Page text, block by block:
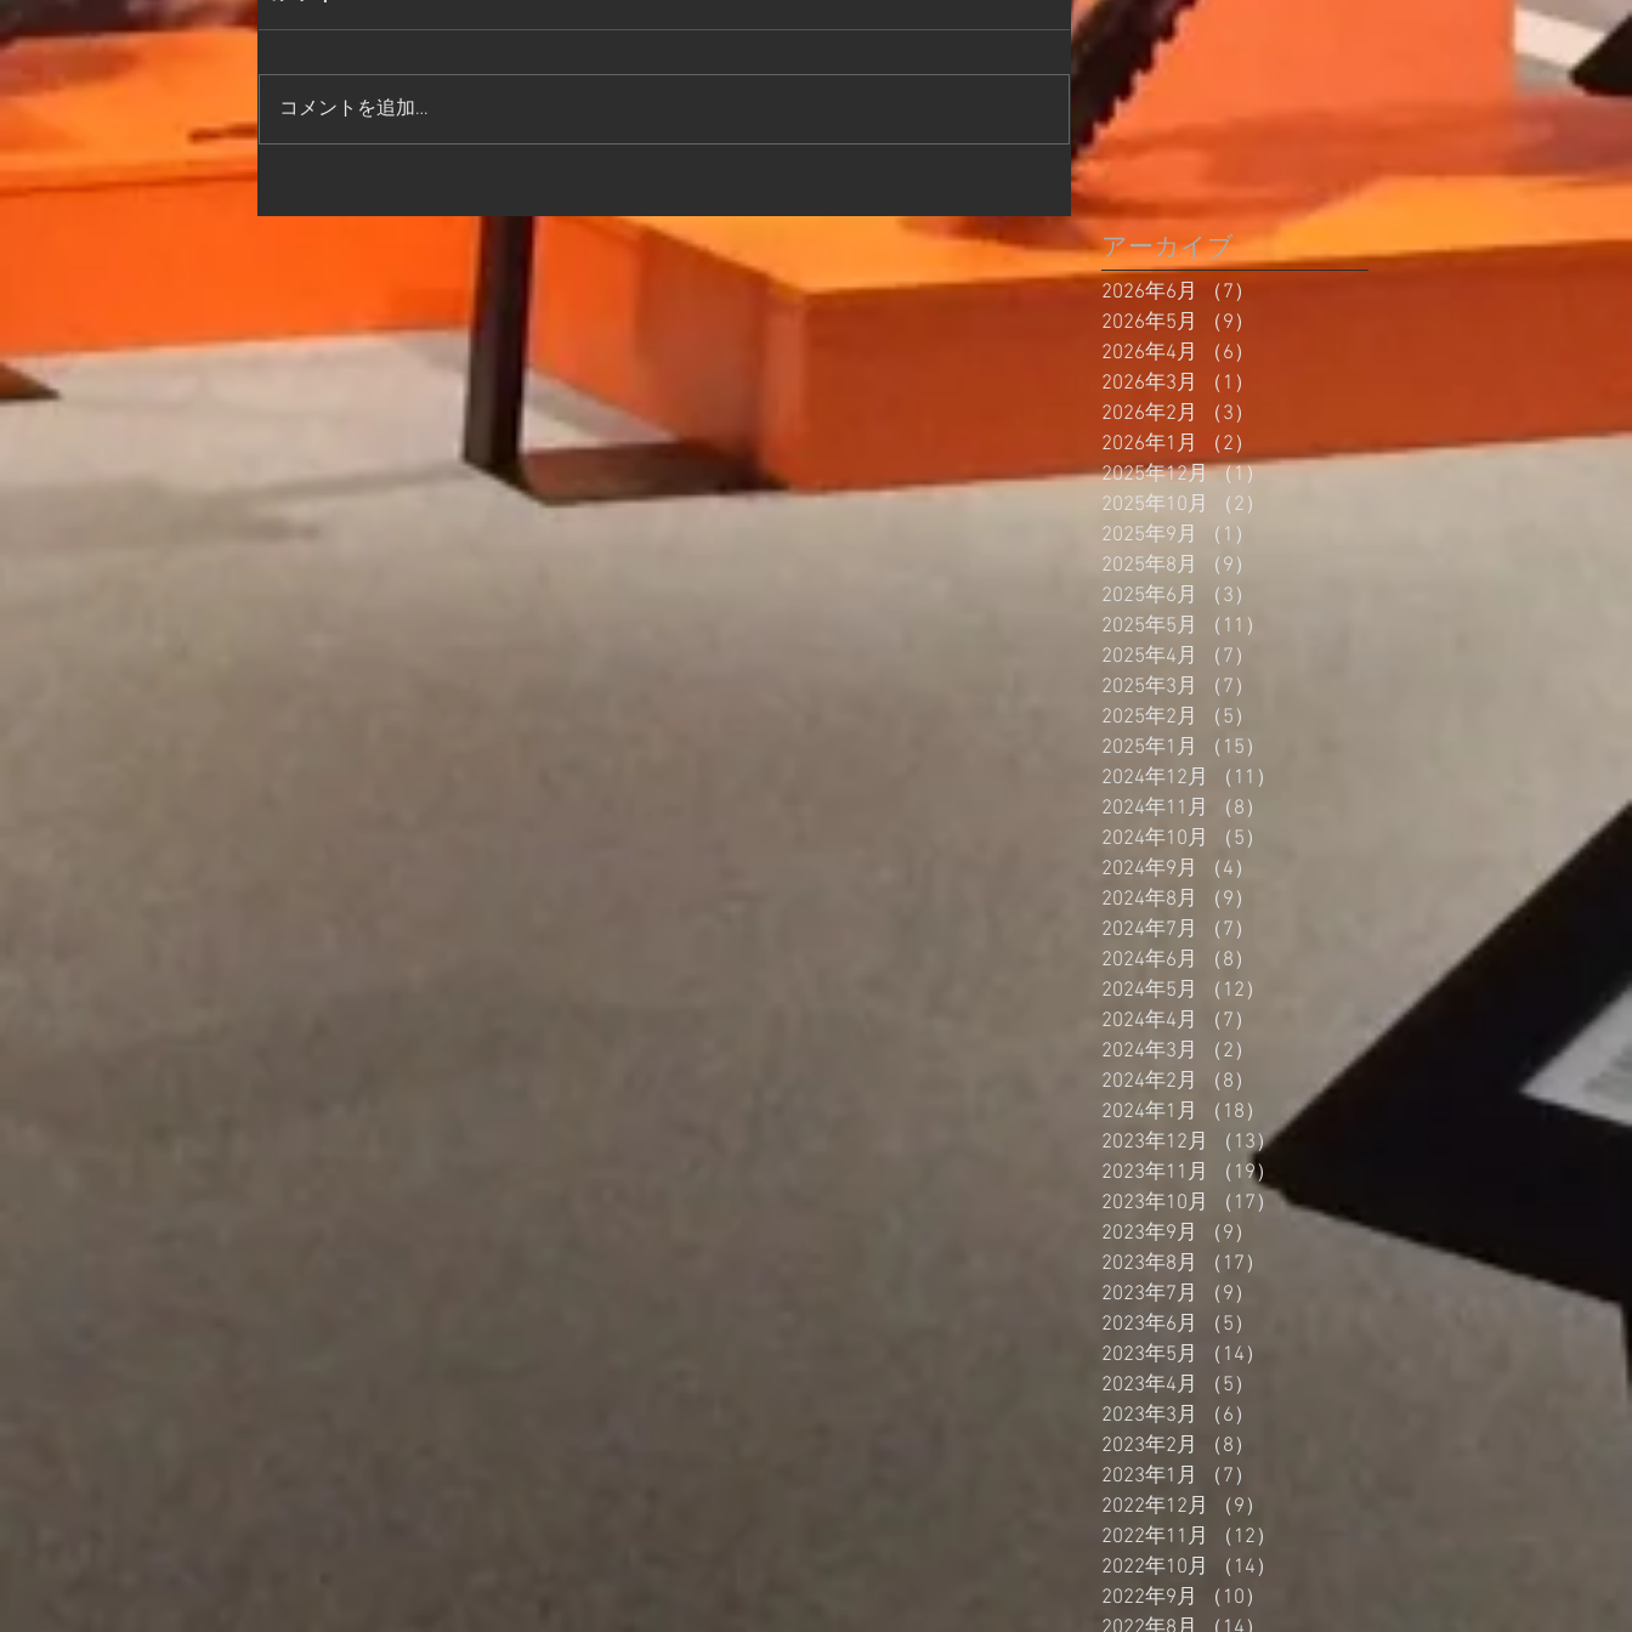
コメントを追加…
アーカイブ
2026年6月 （7）
2026年5月
（9）
2026年4月
（6）
2026年3月
（1）
2026年2月
（3）
2026年1月
（2）
2件の記事
2025年12月 （1）
2025年10月
（2）
2025年9月
（1）
2025年8月
（9）
2025年6月
（3）
2025年5月
（11）
2025年4月
（7）
2025年3月
（7）
2025年2月
（5）
2025年1月
（15）
2024年12月
（11）
2024年11月
（8）
2024年10月
（5）
2024年9月
（4）
2024年8月
（9）
2024年7月
（7）
2024年6月
（8）
2024年5月
（12）
2024年4月
（7）
2024年3月
（2）
2024年2月
（8）
8件の記事
2024年1月
（18）
18件の記事
2023年12月
（13）13件の記事
2023年11月
（19）
2023年10月
（17） 17件の記事
2023年9月
（9）
2023年8月
（17）
2023年7月
（9）
2023年6月
（5）
2023年5月
（14）
2023年4月
（5）
2023年3月
（6）
2023年2月
（8）
2023年1月
（7）
2022年12月
（9）
2022年11月
（12）
2022年10月
（14）
2022年9月
（10）